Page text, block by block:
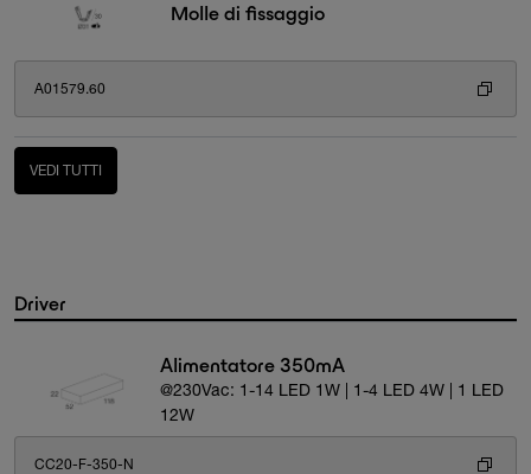
Molle di fissaggio
A01579.60
VEDI TUTTI
Driver
Alimentatore 350mA
@230Vac: 1-14 LED 1W | 1-4 LED 4W | 1 LED
12W
CC20-F-350-N